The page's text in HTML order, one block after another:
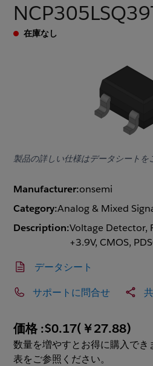
在庫なし
製品の詳しい仕様はデータシートを
Manufacturer:onsemi
Category:Analog & Mixed
Description:Voltage Detector,
+3.9V, CMOS,
データシート
サポートに問合せ
価格 :$0.17(￥27.88)
数量を増やすとお得に購入で
表をご参照ください。